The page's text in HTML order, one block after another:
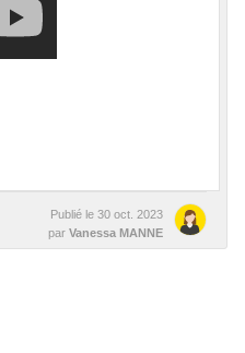
Publié le 30 oct. 2023
par Vanessa MANNE